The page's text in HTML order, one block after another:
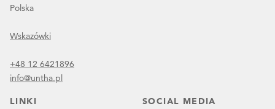
Polska
Wskazówki
+48 12 6421896
info@untha.pl
LINKI SOCIAL MEDIA